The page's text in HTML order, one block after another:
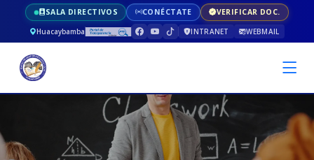
SALA DIRECTIVOS CONÉCTATE
VERIFICAR DOC.
Huacaybamba
INTRANET WEBMAIL